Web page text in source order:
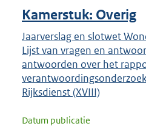
Kamerstuk: Overig
Jaarverslag en slotwet
Lijst van vragen en
antwoorden over het
Rijksdienst (XVIII)
Datum publicatie